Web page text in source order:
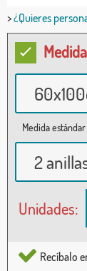
>¿Quieres
Medida
2
Unidades:
Recíbalo